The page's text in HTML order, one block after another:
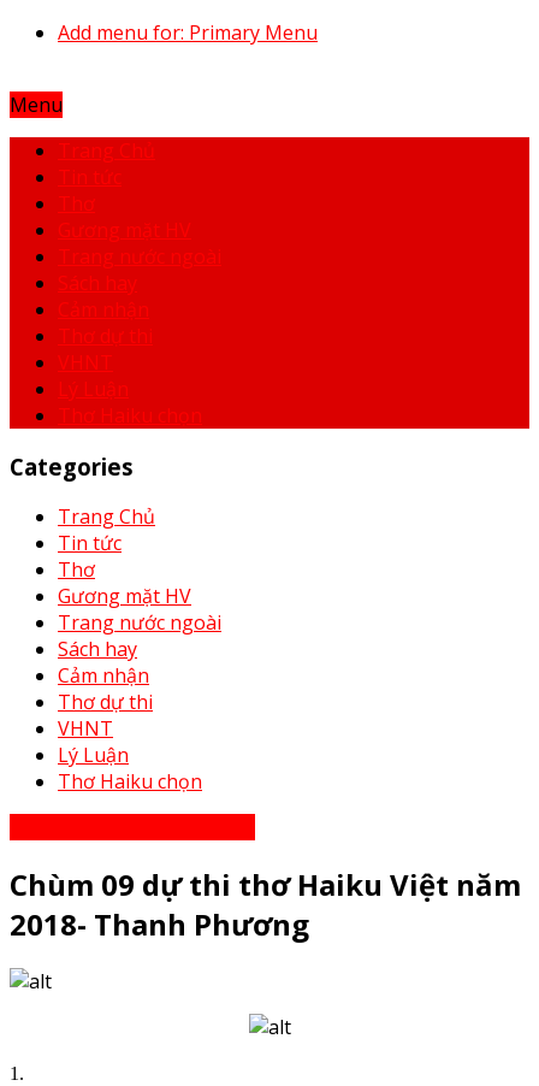
Add menu for: Primary Menu
Menu
Trang Chủ
Tin tức
Thơ
Gương mặt HV
Trang nước ngoài
Sách hay
Cảm nhận
Thơ dự thi
VHNT
Lý Luận
Thơ Haiku chọn
Categories
Trang Chủ
Tin tức
Thơ
Gương mặt HV
Trang nước ngoài
Sách hay
Cảm nhận
Thơ dự thi
VHNT
Lý Luận
Thơ Haiku chọn
Chùm 09 dự thi thơ Haiku Việt năm
2018- Thanh Phương
1.